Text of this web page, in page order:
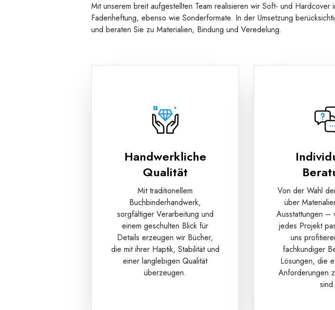
Mit unserem breit aufgestellten Team realisieren wir Soft- und
Fadenheftung, ebenso wie Sonderformate. In der Umsetzung
und beraten Sie zu Materialien, Bindung und Veredelung.
Handwerkliche
Qualität
Mit traditionellem
Buchbinderhandwerk,
sorgfältiger Verarbeitung und
einem geschulten Blick für
Details erzeugen wir Bücher,
die mit ihrer Haptik, Stabilität und
einer langlebigen Qualität
überzeugen.
Von der Wahl
über
Ausstattungen –
jedes Projekt
uns
fachkundiger
Lösungen, die
Anforderungen
sind.